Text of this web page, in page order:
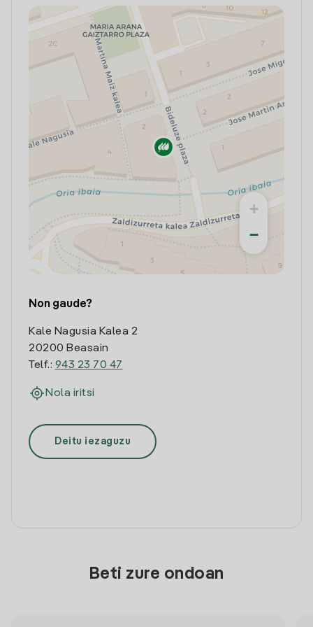
+
−
Non gaude?
Kale Nagusia Kalea 2
20200 Beasain
Telf.: 943 23 70 47
Nola iritsi
Deitu iezaguzu
Beti zure ondoan